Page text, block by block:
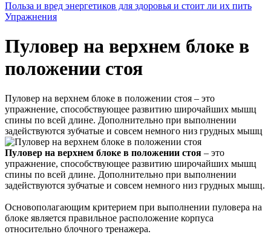
Польза и вред энергетиков для здоровья и стоит ли их пить
Упражнения
Пуловер на верхнем блоке в
положении стоя
Пуловер на верхнем блоке в положении стоя – это
упражнение, способствующее развитию широчайших мышц
спины по всей длине. Дополнительно при выполнении
задействуются зубчатые и совсем немного низ грудных мышц
Пуловер на верхнем блоке в положении стоя – это
упражнение, способствующее развитию широчайших мышц
спины по всей длине. Дополнительно при выполнении
задействуются зубчатые и совсем немного низ грудных мышц.
Основополагающим критерием при выполнении пуловера на
блоке является правильное расположение корпуса
относительно блочного тренажера.